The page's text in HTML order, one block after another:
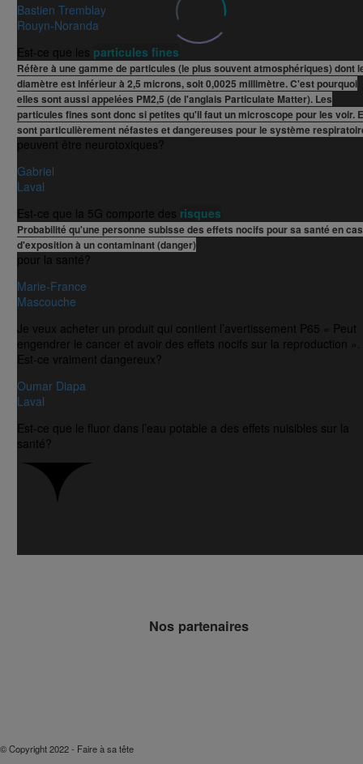
Bastien Tremblay
Rouyn-Noranda
Est-ce que les particules fines
Réfère à une gamme de particules (le plus souvent atmosphériques) dont
diamètre est inférieur à 2,5 microns, soit 0,0025 millimètre. C'est pourquoi
elles sont aussi appelées PM2,5 (de l'anglais Particulate Matter). Les
particules fines sont donc si petites qu'il faut un microscope pour les voir.
sont particulièrement néfastes et dangereuses pour le système
peuvent être neurotoxiques?
Gabriel
Laval
Est-ce que la 5G comporte des risques
Probabilité qu'une personne subisse des effets nocifs pour sa santé en cas
d'exposition à un contaminant (danger)
pour la santé?
Marie-France
Mascouche
Je veux acheter un produit qui contient l’avertissement P65 « Peut
engendrer le cancer et avoir des effets nocifs sur la reproduction ».
Est-ce vraiment dangereux?
Oumar Diapa
Laval
Est-ce que le fluor dans l’eau potable a des effets nuisibles sur la
santé?
Nos partenaires
© Copyright 2022 - Faire à sa tête